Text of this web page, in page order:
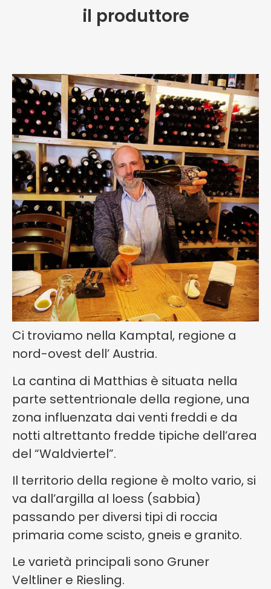
il produttore
Ci troviamo nella Kamptal, regione a
nord-ovest dell’ Austria.
La cantina di Matthias è situata nella
parte settentrionale della regione, una
zona influenzata dai venti freddi e da
notti altrettanto fredde tipiche dell’area
del “Waldviertel”.
Il territorio della regione è molto vario, si
va dall’argilla al loess (sabbia)
passando per diversi tipi di roccia
primaria come scisto, gneis e granito.
Le varietà principali sono Gruner
Veltliner e Riesling.